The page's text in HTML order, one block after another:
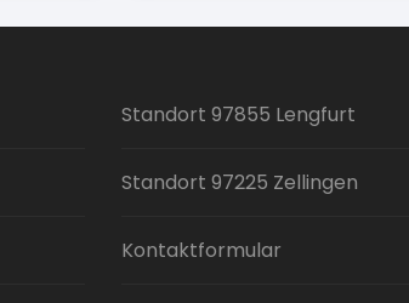
Standort 97855 Lengfurt
Standort 97225 Zellingen
Kontaktformular